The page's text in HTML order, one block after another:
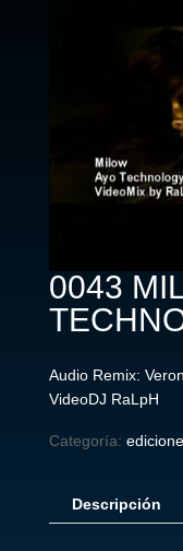
0043
Audio Remix:
VideoDJ RaLpH
Categoría:
Descripción